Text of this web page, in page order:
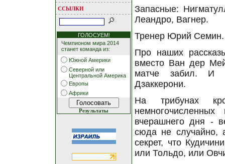
ССЫЛКИ
ГОЛОСУЕМ!
Чемпионом мира 2014
станет команда из:
Южной Америки
Северной или
Центральной Америка
Европы
Африки
Результаты
Запасные:
Леандро, Вагнер.
Тренер Юрий Семин.
Про наших
вместо Ван дер
матче забил. И
Дзаккерони.
На трибунах
вчерашнего дня -
сюда не случайно,
секрет, что
или Тольдо, или